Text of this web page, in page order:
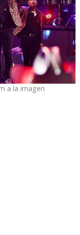
a la imagen